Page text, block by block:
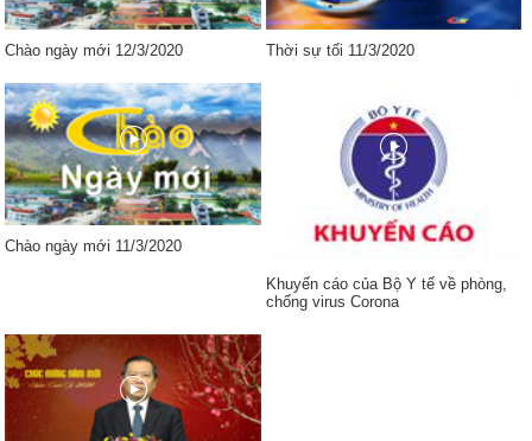
Chào ngày mới 12/3/2020 Thời sự tối 11/3/2020
Chào ngày mới 11/3/2020
Khuyến cáo của Bộ Y tế về phòng,
chống virus Corona